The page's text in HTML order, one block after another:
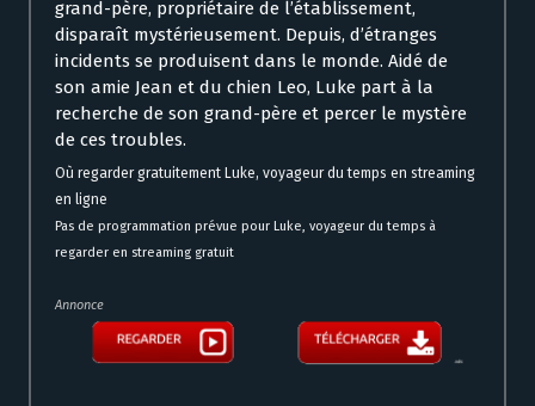
grand-père, propriétaire de l’établissement,
disparaît mystérieusement. Depuis, d’étranges
incidents se produisent dans le monde. Aidé de
son amie Jean et du chien Leo, Luke part à la
recherche de son grand-père et percer le mystère
de ces troubles.
Où regarder gratuitement Luke, voyageur du temps en streaming
en ligne
Pas de programmation prévue pour Luke, voyageur du temps à
regarder en streaming gratuit
Annonce